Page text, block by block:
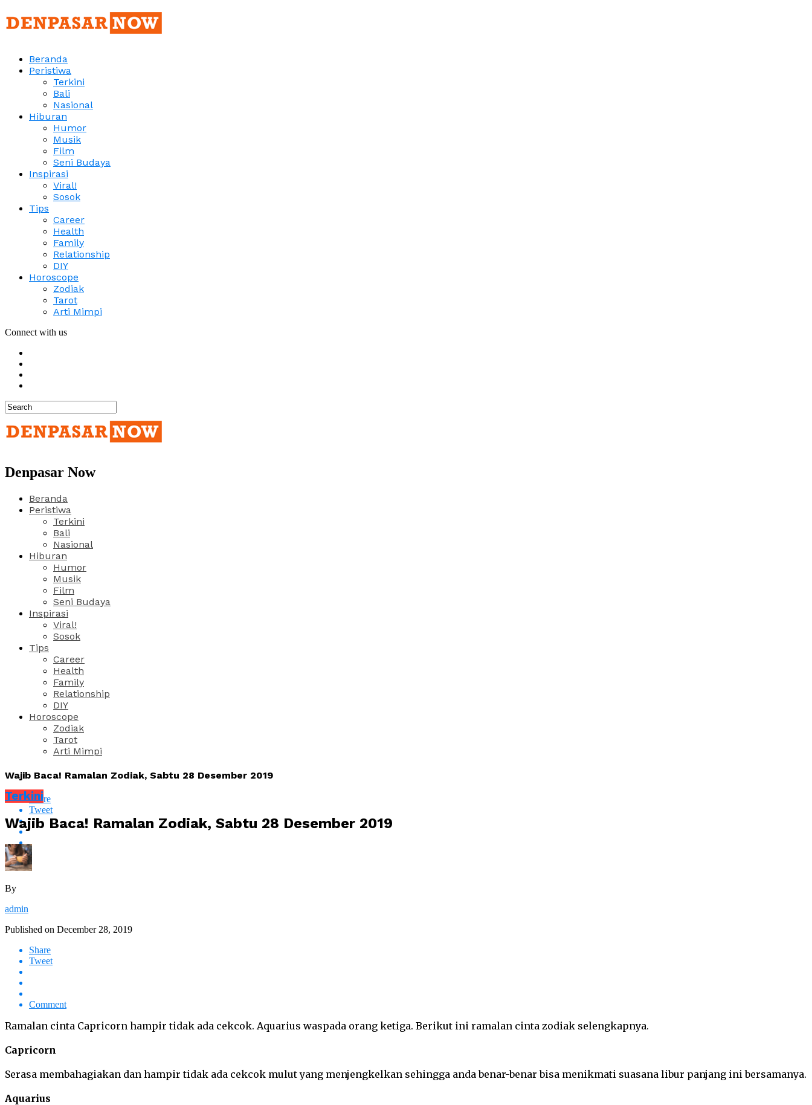
Beranda
Peristiwa
Terkini
Bali
Nasional
Hiburan
Humor
Musik
Film
Seni Budaya
Inspirasi
Viral!
Sosok
Tips
Career
Health
Family
Relationship
DIY
Horoscope
Zodiak
Tarot
Arti Mimpi
Connect with us
Denpasar Now
Beranda
Peristiwa
Terkini
Bali
Nasional
Hiburan
Humor
Musik
Film
Seni Budaya
Inspirasi
Viral!
Sosok
Tips
Career
Health
Family
Relationship
DIY
Horoscope
Zodiak
Tarot
Arti Mimpi
Wajib Baca! Ramalan Zodiak, Sabtu 28 Desember 2019
Share
Tweet
Terkini
Wajib Baca! Ramalan Zodiak, Sabtu 28 Desember 2019
By
admin
Published on December 28, 2019
Share
Tweet
Comment
Ramalan cinta Capricorn hampir tidak ada cekcok. Aquarius waspada orang ketiga. Berikut ini ramalan cinta zodiak selengkapnya.
Capricorn
Serasa membahagiakan dan hampir tidak ada cekcok mulut yang menjengkelkan sehingga anda benar-benar bisa menikmati suasana libur panjang ini bersamanya.
Aquarius